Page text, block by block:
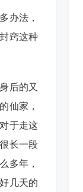
办法，
窍这种
后的又
仙家，
于走这
长一段
多年，
几天的